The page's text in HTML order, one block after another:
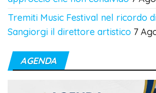
Tremiti Music Festival nel ricordo
Sangiorgi il direttore artistico 7
AGENDA